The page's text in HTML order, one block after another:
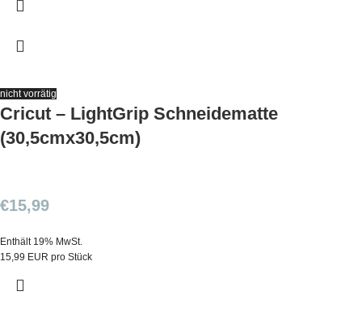
nicht vorrätig
Cricut – LightGrip Schneidematte
(30,5cmx30,5cm)
€15,99
Enthält 19% MwSt.
15,99 EUR pro Stück